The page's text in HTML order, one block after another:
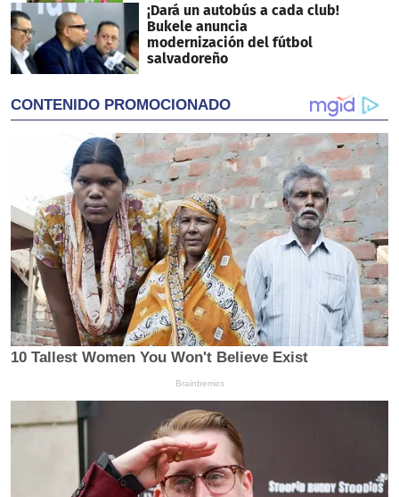
¡Dará un autobús a cada club!
Bukele anuncia
modernización del fútbol
salvadoreño